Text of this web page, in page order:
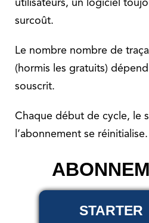
utilisateurs, un logiciel
surcoût.
Le nombre nombre de
(hormis les gratuits)
souscrit.
Chaque début de cycle, le
l’abonnement se réinitialise.